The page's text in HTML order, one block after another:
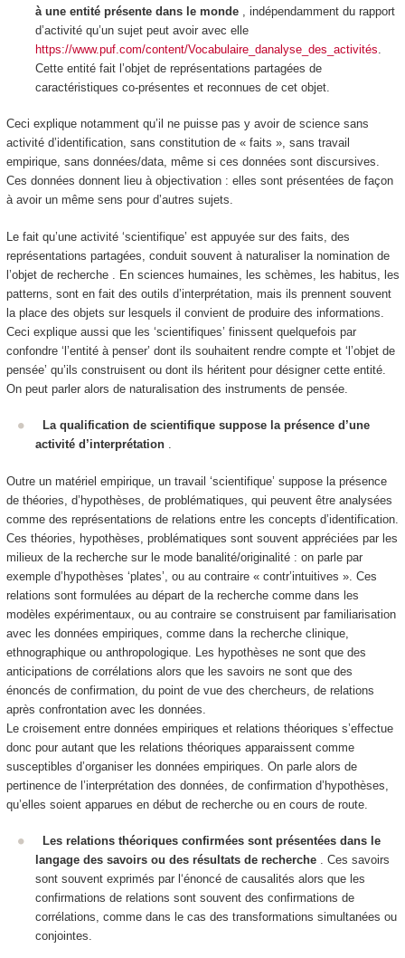
à une entité présente dans le monde
, indépendamment du rapport
d’activité qu’un sujet peut avoir avec elle
https://www.puf.com/content/Vocabulaire_danalyse_des_activités
Cette entité fait l’objet de représentations partagées de
caractéristiques co-présentes et reconnues de cet objet
Ceci explique notamment qu’il ne puisse pas y avoir de science sans
activité d’identification, sans constitution de « faits », sans travail
empirique, sans données/data, même si ces données sont discursives.
Ces données donnent lieu à objectivation: elles sont présentées de façon
à avoir un même sens pour d’autres sujets.
Le fait qu’une activité ‘scientifique’ est appuyée sur des faits, des
représentations partagées, conduit souvent à naturaliserla nomination de
l’objet de recherche . En sciences humaines, les schèmes, les habitus, les
patterns, sont en fait des outils d’interprétation, mais ils prennent souvent
la place des objets sur lesquels il convient de produire des informations.
Ceci explique aussi que les ‘scientifiques’ finissent quelquefois par
confondre ‘l’entité à penser’ dont ils souhaitent rendre compte et ‘l’objet de
pensée’ qu’ils construisent ou dont ils héritent pour désigner cette entité.
On peut parler alors de naturalisation des instruments de pensée.
La qualification de scientifique suppose la présence d’une
activité d’interprétation .
Outre un matériel empirique, un travail ‘scientifique’ suppose la présence
de théories, d’hypothèses, de problématiques, qui peuvent être analysées
comme des représentations de relations entre les concepts d’identification.
Ces théories, hypothèses, problématiques sont souvent appréciées par les
milieux de la recherche sur le mode banalité/originalité : on parle par
exemple d’hypothèses ‘plates’, ou au contraire « contr’intuitives ». Ces
relations sont formulées au départ de la recherche comme dans les
modèles expérimentaux, ou au contraire se construisent par familiarisation
avec les données empiriques, comme dans la recherche clinique,
ethnographique ou anthropologique. Les hypothèses ne sont que des
anticipations de corrélations alors que les savoirs ne sont que des
énoncés de confirmation, du point de vue des chercheurs, de relations
après confrontation avec les données.
Le croisement entre données empiriques et relations théoriques s’effectue
donc pour autant que les relations théoriques apparaissent comme
susceptibles d’organiser les données empiriques . On parle alors de
pertinence de l’interprétation des données, de confirmation d’hypothèses,
qu’elles soient apparues en début de recherche ou en cours de route.
Les relations théoriques confirmées sont présentées dans le
langage des savoirs ou des résultats de recherche . Ces savoirs
sont souvent exprimés par l‘énoncé de causalités alors que les
confirmations de relations sont souvent des confirmations de
corrélations, comme dans le cas des transformations simultanées ou
conjointes.